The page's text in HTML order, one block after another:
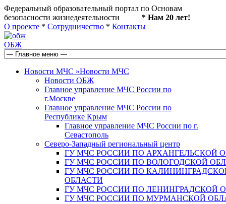
Федеральный образовательный портал по Основам
безопасности жизнедеятельности * Нам 20 лет!
О проекте * Сотрудничество * Контакты
ОБЖ
Новости МЧС »Новости МЧС
Новости ОБЖ
Главное управление МЧС России по
г.Москве
Главное управление МЧС России по
Республике Крым
Главное управление МЧС России по г.
Севастополь
Северо-Западный региональный центр
ГУ МЧС РОССИИ ПО АРХАНГЕЛЬСКОЙ
ГУ МЧС РОССИИ ПО ВОЛОГОДСКОЙ
ГУ МЧС РОССИИ ПО
ОБЛАСТИ
ГУ МЧС РОССИИ ПО ЛЕНИНГРАДСКОЙ
ГУ МЧС РОССИИ ПО МУРМАНСКОЙ